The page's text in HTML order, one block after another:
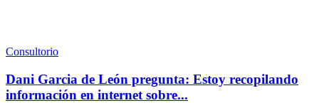
Consultorio
Dani Garcia de León pregunta: Estoy recopilando
información en internet sobre...